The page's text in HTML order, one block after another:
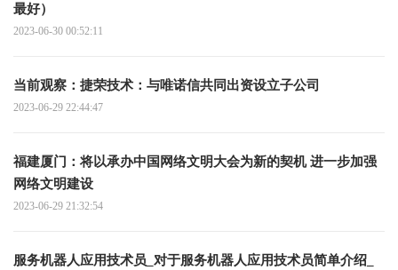
最好）
2023-06-30 00:52:11
当前观察：捷荣技术：与唯诺信共同出资设立子公司
2023-06-29 22:44:47
福建厦门：将以承办中国网络文明大会为新的契机 进一步加强
网络文明建设
2023-06-29 21:32:54
服务机器人应用技术员_对于服务机器人应用技术员简单介绍_